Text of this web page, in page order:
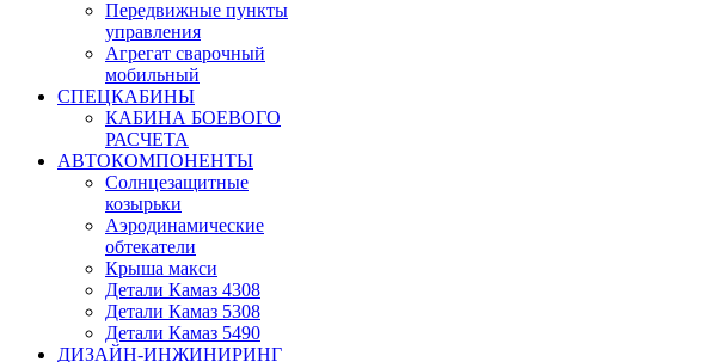
Передвижные пункты
управления
Агрегат сварочный
мобильный
СПЕЦКАБИНЫ
КАБИНА БОЕВОГО
РАСЧЕТА
АВТОКОМПОНЕНТЫ
Солнцезащитные
козырьки
Аэродинамические
обтекатели
Крыша макси
Детали Камаз 4308
Детали Камаз 5308
Детали Камаз 5490
ДИЗАЙН-ИНЖИНИРИНГ